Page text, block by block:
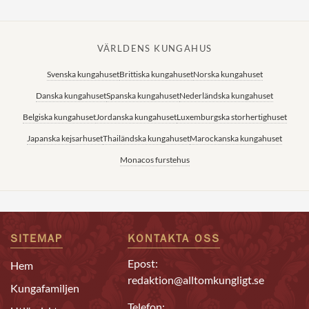
VÄRLDENS KUNGAHUS
Svenska kungahusetBrittiska kungahusetNorska kungahuset
Danska kungahusetSpanska kungahusetNederländska kungahuset
Belgiska kungahusetJordanska kungahusetLuxemburgska storhertighuset
Japanska kejsarhusetThailändska kungahusetMarockanska kungahuset
Monacos furstehus
SITEMAP
Hem
Kungafamiljen
KONTAKTA OSS
Epost:
redaktion@alltomkungligt.se